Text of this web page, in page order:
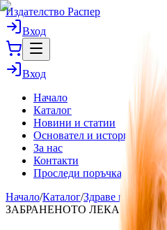
Издателство Распер
Вход
Вход
Начало
Каталог
Новини и статии
Основател и история
За нас
Контакти
Проследи поръчка
Начало/Каталог/Здраве и лечение/
ЗАБРАНЕНОТО ЛЕКАРСТВО